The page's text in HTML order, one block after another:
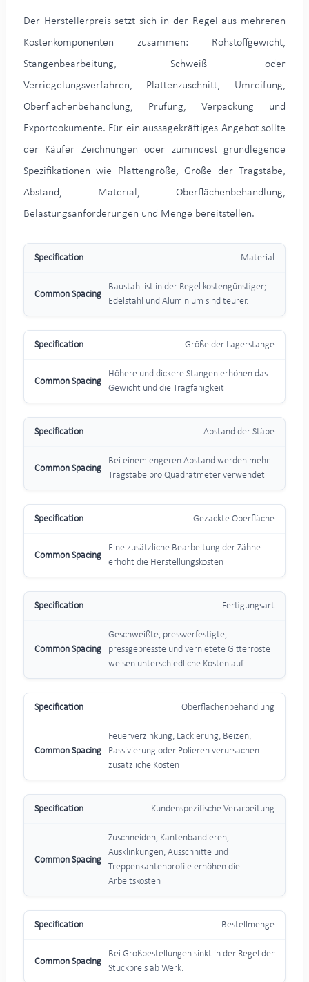
Der Herstellerpreis setzt sich in der Regel aus mehreren
Kostenkomponenten zusammen: Rohstoffgewicht,
Stangenbearbeitung, Schweiß- oder
Verriegelungsverfahren, Plattenzuschnitt, Umreifung,
Oberflächenbehandlung, Prüfung, Verpackung und
Exportdokumente. Für ein aussagekräftiges Angebot sollte
der Käufer Zeichnungen oder zumindest grundlegende
Spezifikationen wie Plattengröße, Größe der Tragstäbe,
Abstand, Material, Oberflächenbehandlung,
Belastungsanforderungen und Menge bereitstellen.
Material
Baustahl ist in der Regel kostengünstiger;
Edelstahl und Aluminium sind teurer.
Größe der Lagerstange
Höhere und dickere Stangen erhöhen das
Gewicht und die Tragfähigkeit
Abstand der Stäbe
Bei einem engeren Abstand werden mehr
Tragstäbe pro Quadratmeter verwendet
Gezackte Oberfläche
Eine zusätzliche Bearbeitung der Zähne
erhöht die Herstellungskosten
Fertigungsart
Geschweißte, pressverfestigte,
pressgepresste und vernietete Gitterroste
weisen unterschiedliche Kosten auf
Oberflächenbehandlung
Feuerverzinkung, Lackierung, Beizen,
Passivierung oder Polieren verursachen
zusätzliche Kosten
Kundenspezifische Verarbeitung
Zuschneiden, Kantenbandieren,
Ausklinkungen, Ausschnitte und
Treppenkantenprofile erhöhen die
Arbeitskosten
Bestellmenge
Bei Großbestellungen sinkt in der Regel der
Stückpreis ab Werk.